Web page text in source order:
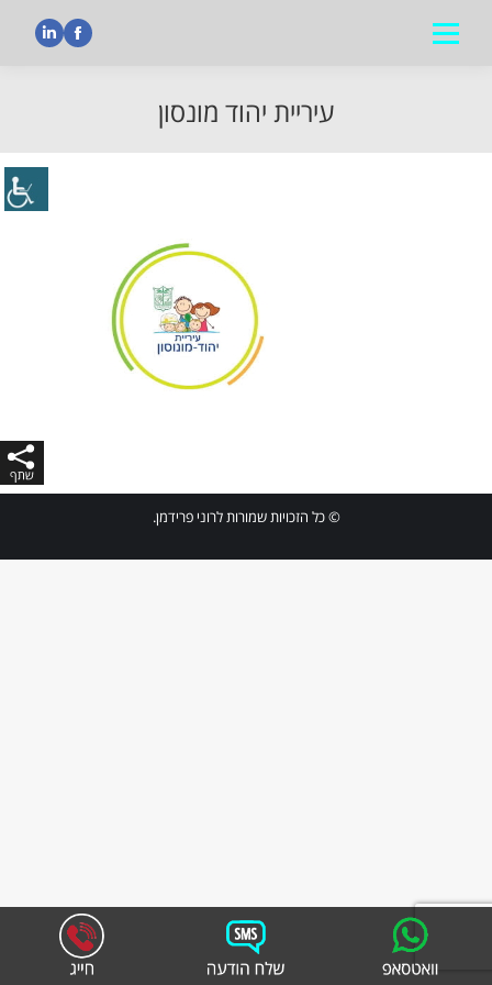
עיריית יהוד מונסון
© כל הזכויות שמורות לרוני פרידמן.